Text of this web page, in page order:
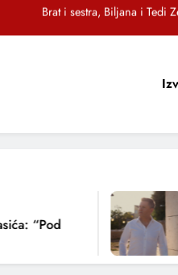
HOR SUNCOKRETI KROZ
BEZ – Novi sarajevski bend
“Pod